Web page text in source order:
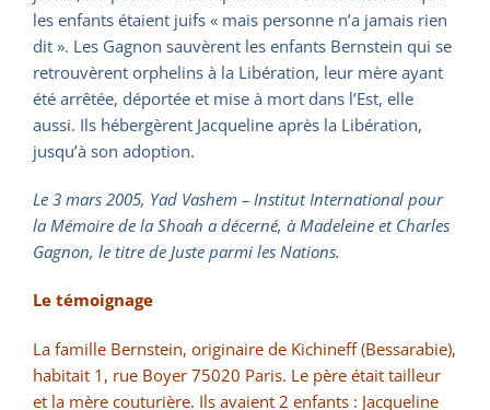
les enfants étaient juifs « mais personne n’a jamais rien
dit ». Les Gagnon sauvèrent les enfants Bernstein qui se
retrouvèrent orphelins à la Libération, leur mère ayant
été arrêtée, déportée et mise à mort dans l’Est, elle
aussi. Ils hébergèrent Jacqueline après la Libération,
jusqu’à son adoption.
Le 3 mars 2005, Yad Vashem – Institut International pour
la Mémoire de la Shoah a décerné, à Madeleine et Charles
Gagnon, le titre de Juste parmi les Nations.
Le témoignage
La famille Bernstein, originaire de Kichineff (Bessarabie),
habitait 1, rue Boyer 75020 Paris. Le père était tailleur
et la mère couturière. Ils avaient 2 enfants : Jacqueline